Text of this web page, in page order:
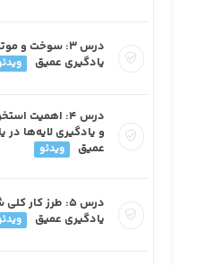
درس ۳: سوخت و
یادگیری عمیق
درس ۴: اهمیت
و یادگیری لایه‌ها در
عمیق
ویدئو
درس ۵: طرز کار
یادگیری عمیق